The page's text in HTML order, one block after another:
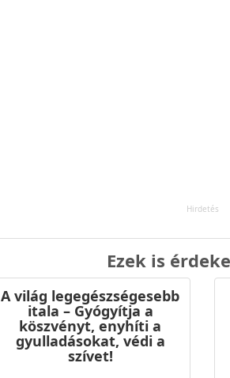
Ezek is
A világ legegészségesebb
itala – Gyógyítja a
köszvényt, enyhíti a
gyulladásokat, védi a
szívet!